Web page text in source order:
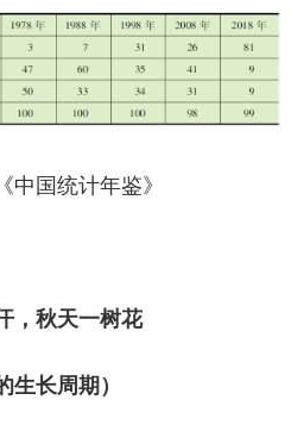
中国统计年鉴》
，秋天一树花
生长周期）